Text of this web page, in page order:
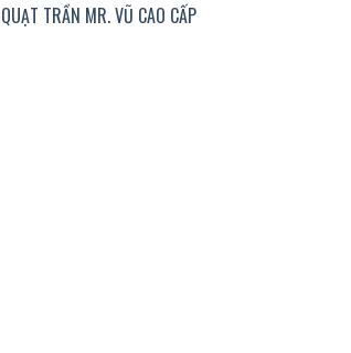
QUẠT TRẦN MR. VŨ CAO CẤP